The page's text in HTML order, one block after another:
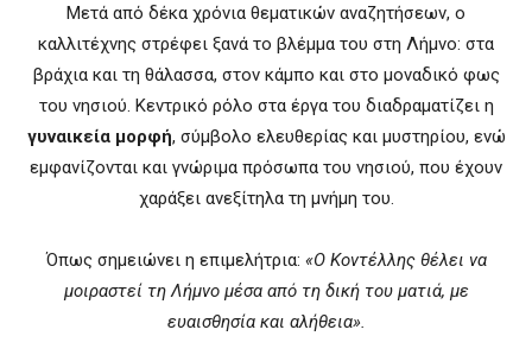
Μετά από δέκα χρόνια θεματικών αναζητήσεων, ο
καλλιτέχνης στρέφει ξανά το βλέμμα του στη Λήμνο: στα
βράχια και τη θάλασσα, στον κάμπο και στο μοναδικό φως
του νησιού. Κεντρικό ρόλο στα έργα του διαδραματίζει η
γυναικεία μορφή, σύμβολο ελευθερίας και μυστηρίου, ενώ
εμφανίζονται και γνώριμα πρόσωπα του νησιού, που έχουν
χαράξει ανεξίτηλα τη μνήμη του.
Όπως σημειώνει η επιμελήτρια: «Ο Κοντέλλης θέλει να
μοιραστεί τη Λήμνο μέσα από τη δική του ματιά, με
ευαισθησία και αλήθεια».